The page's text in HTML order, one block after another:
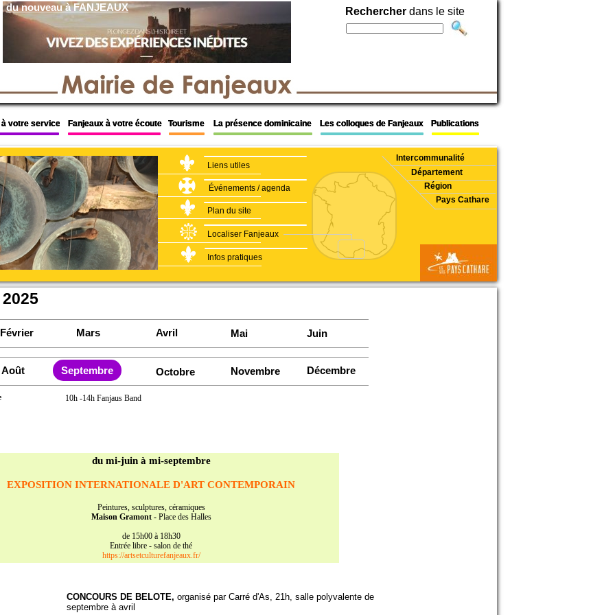
CONCOURS DE BELOTE, organisé par Carré d'As, 21h, salle polyvalente de
septembre à avril
du mi-juin à mi-septembre
EXPOSITION INTERNATIONALE D'ART CONTEMPORAIN
Peintures, sculptures, céramiques
Maison Gramont - Place des Halles
de 15h00 à 18h30
Entrée libre - salon de thé
https://artsetculturefanjeaux.fr/
10h -14h Fanjaus Band
Septembre Octobre
Avril
Décembre
Novembre
Août
Juin
Mai
Mars
Février
5 septembre)
- 18h30
Vide grenieraux abords de l'EPHAD par les Boulégaïres. inscriptions au 04.68.24.70.37
Fanjeaux. Tarif 2€ le mètre Réservation au 06.88.73.14.61
Repas de clôture ouvert à tous à 19h - 20 €/personne
Département
du nouveau à FANJEAUX
A FANJEAUX
Infos pratiques
Localiser Fanjeaux
Plan du site
Événements / agenda
Liens utiles
Région
Pays Cathare
Intercommunalité
Rechercher dans le site
Publications
Fanjeaux à votre écoute Tourisme
à votre service Les colloques de Fanjeaux
La présence dominicaine
Rechercher dans le site
Publications
Fanjeaux à votre écoute Tourisme
à votre service Les colloques de Fanjeaux
La présence dominicaine
Rechercher dans le site
Publications
Fanjeaux à votre écoute Tourisme
à votre service Les colloques de Fanjeaux
La présence dominicaine